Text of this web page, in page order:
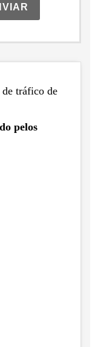
tráfico de
pelos